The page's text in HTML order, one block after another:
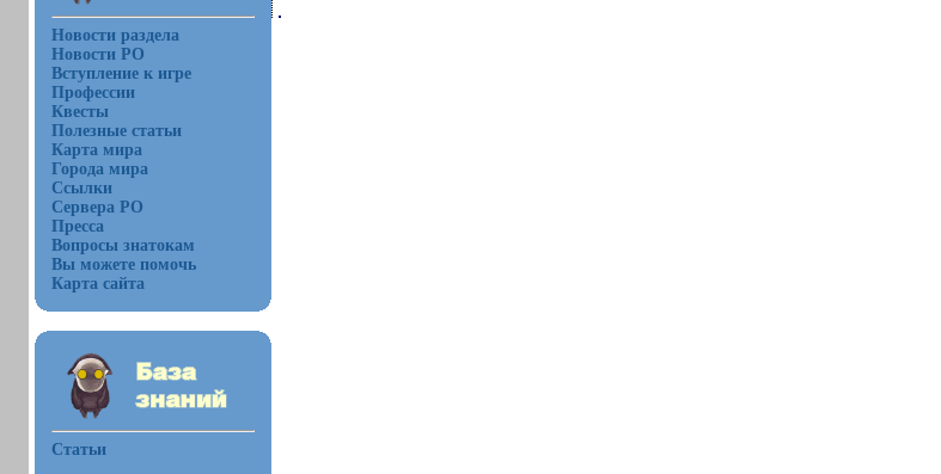
Новости раздела
Новости РО
Вступление к игре
Профессии
Квесты
Полезные статьи
Карта мира
Города мира
Ссылки
Сервера РО
Пресса
Вопросы знатокам
Вы можете помочь
Карта сайта
Статьи